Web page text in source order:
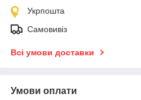
Укрпошта
Самовивіз
Всі умови доставки
Умови оплати